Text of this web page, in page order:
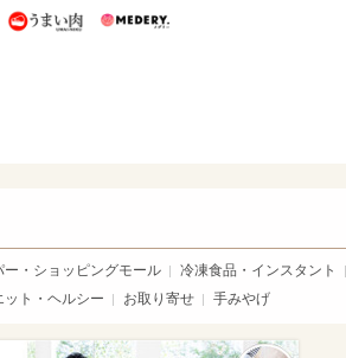
うまいパン うまい肉
ー・ショッピングモール
冷凍食品・インスタント
ット・ヘルシー お取り寄せ 手みやげ